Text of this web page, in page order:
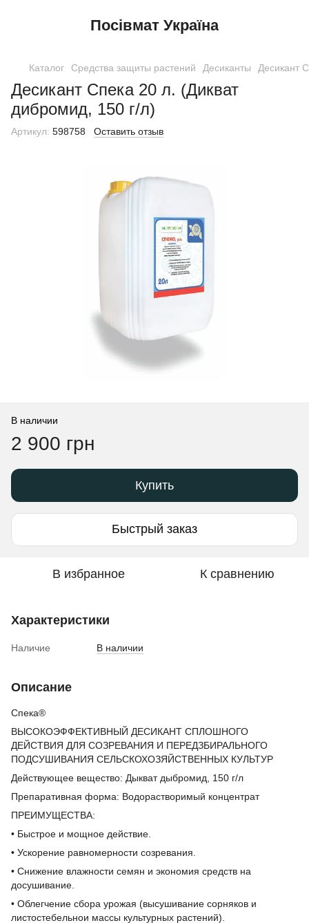
Посівмат Україна
Каталог Средства защиты растений Десиканты Десикант
Десикант Спека 20 л. (Дикват
дибромид, 150 г/л)
Артикул: 598758 Оставить отзыв
В наличии
2 900 грн
Купить
Быстрый заказ
В избранное К сравнению
Характеристики
Наличие В наличии
Описание
Спека®
ВЫСОКОЭФФЕКТИВНЫЙ ДЕСИКАНТ СПЛОШНОГО
ДЕЙСТВИЯ ДЛЯ СОЗРЕВАНИЯ И ПЕРЕДЗБИРАЛЬНОГО
ПОДСУШИВАНИЯ СЕЛЬСКОХОЗЯЙСТВЕННЫХ КУЛЬТУР
Действующее вещество: Дыкват дыбромид, 150 г/л
Препаративная форма: Водорастворимый концентрат
ПРЕИМУЩЕСТВА:
• Быстрое и мощное действие.
• Ускорение равномерности созревания.
• Снижение влажности семян и экономия средств на
досушивание.
• Облегчение сбора урожая (высушивание сорняков и
листостебельнои массы культурных растений).